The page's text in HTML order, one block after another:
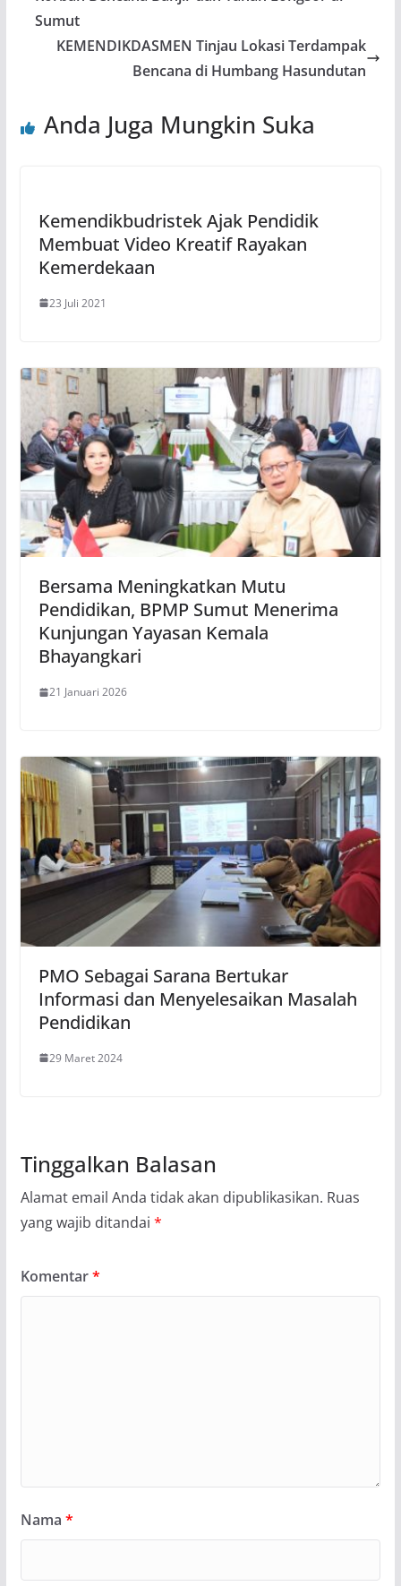
Sumut
KEMENDIKDASMEN Tinjau Lokasi Terdampak
Bencana di Humbang Hasundutan
Anda Juga Mungkin Suka
Kemendikbudristek Ajak Pendidik
Membuat Video Kreatif Rayakan
Kemerdekaan
23 Juli 2021
Bersama Meningkatkan Mutu
Pendidikan, BPMP Sumut Menerima
Kunjungan Yayasan Kemala
Bhayangkari
21 Januari 2026
PMO Sebagai Sarana Bertukar
Informasi dan Menyelesaikan Masalah
Pendidikan
29 Maret 2024
Tinggalkan Balasan
Alamat email Anda tidak akan dipublikasikan. Ruas
yang wajib ditandai *
Komentar*
Nama *